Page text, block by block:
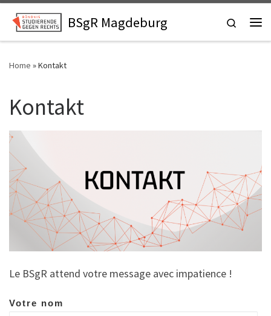
Skip to contentBSgR Magdeburg
Search
Home »Kontakt
Kontakt
Le BSgR attend votre message avec impatience !
Votre nom